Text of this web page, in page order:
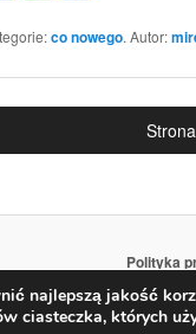
co nowego. Autor:
Polityka
najlepszą jakość
ciasteczka, których